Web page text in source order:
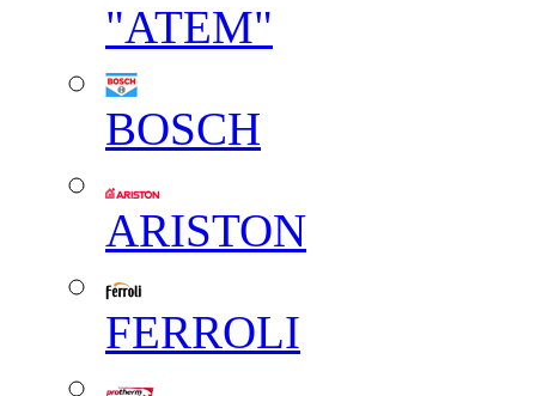
"АТЕМ"
BOSCH
ARISTON
FERROLI